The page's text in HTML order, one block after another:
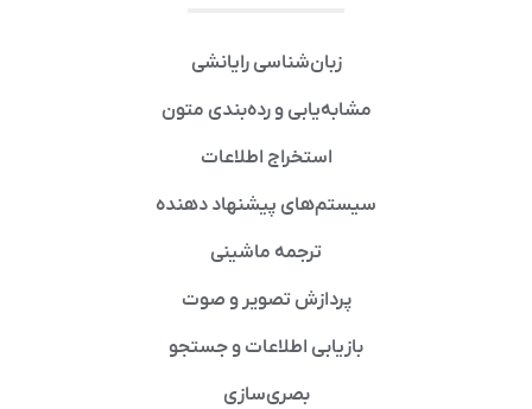
زبان‌شناسی رایانشی
مشابه‌یابی و رده‌بندی متون
استخراج اطلاعات
سیستم‌های پیشنهاد دهنده
ترجمه ماشینی
پردازش تصویر و صوت
بازیابی اطلاعات و جستجو
بصری‌سازی